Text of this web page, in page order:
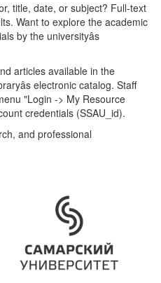
title, date, or subject? Full-text
Want to explore the academic
by the universityâs
articles available in the
electronic catalog. Staff
"Login -> My Resource
credentials (SSAU_id).
and professional